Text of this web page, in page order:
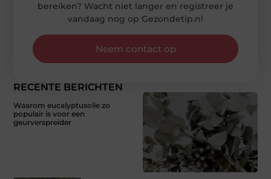
RECENTE BERICHTEN
Waarom eucalyptusolie zo
populair is voor een
geurverspreider
bereiken? Wacht niet langer en registreer je
vandaag nog op Gezondetip.nl
Neem contact op